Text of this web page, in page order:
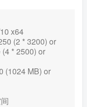
x64
(2 * 3200) or
* 2500) or
MB) or